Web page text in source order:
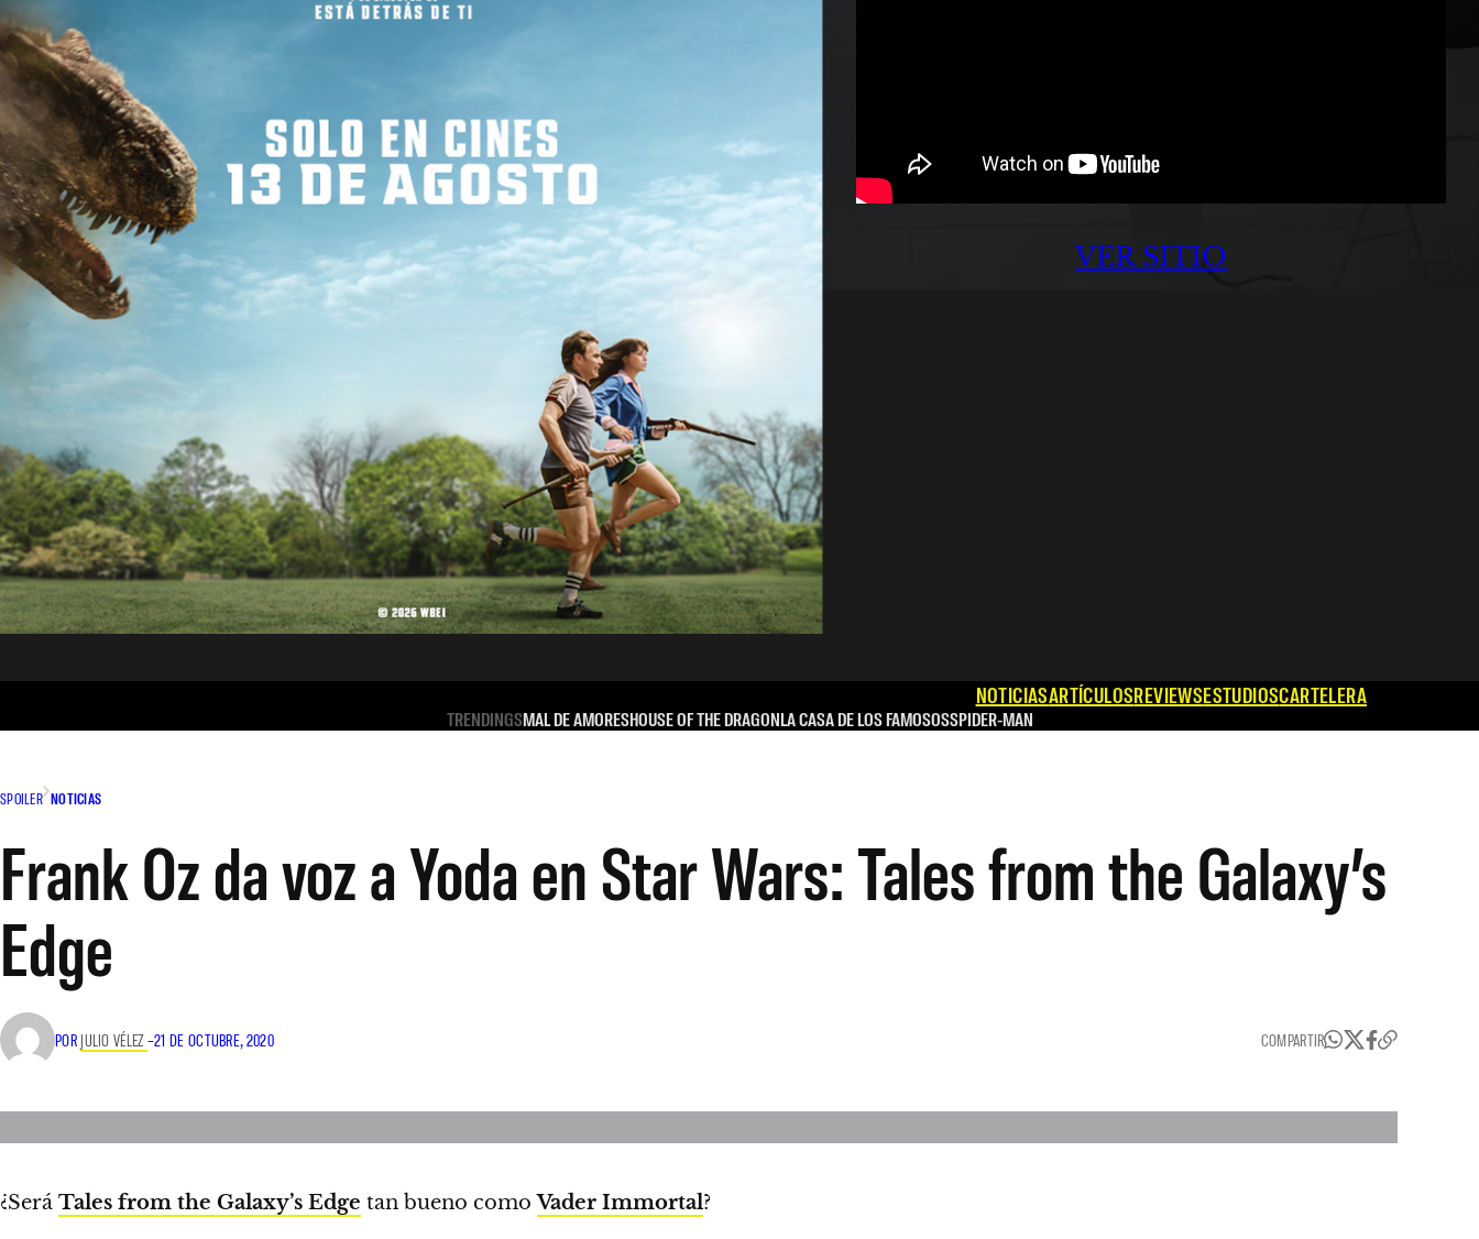
VER SITIO
NOTICIASARTÍCULOSREVIEWSESTUDIOSCARTELERA
TRENDINGSMAL DE AMORESHOUSE OF THE DRAGONLA CASA DE LOS FAMOSOSSPIDER-MAN
SPOILER NOTICIAS
Frank Oz da voz a Yoda en Star Wars: Tales from the Galaxy’s
Edge
POR JULIO VÉLEZ –21 DE OCTUBRE, 2020 COMPARTIR
¿Será Tales from the Galaxy’s Edge tan bueno comoVader Immortal?